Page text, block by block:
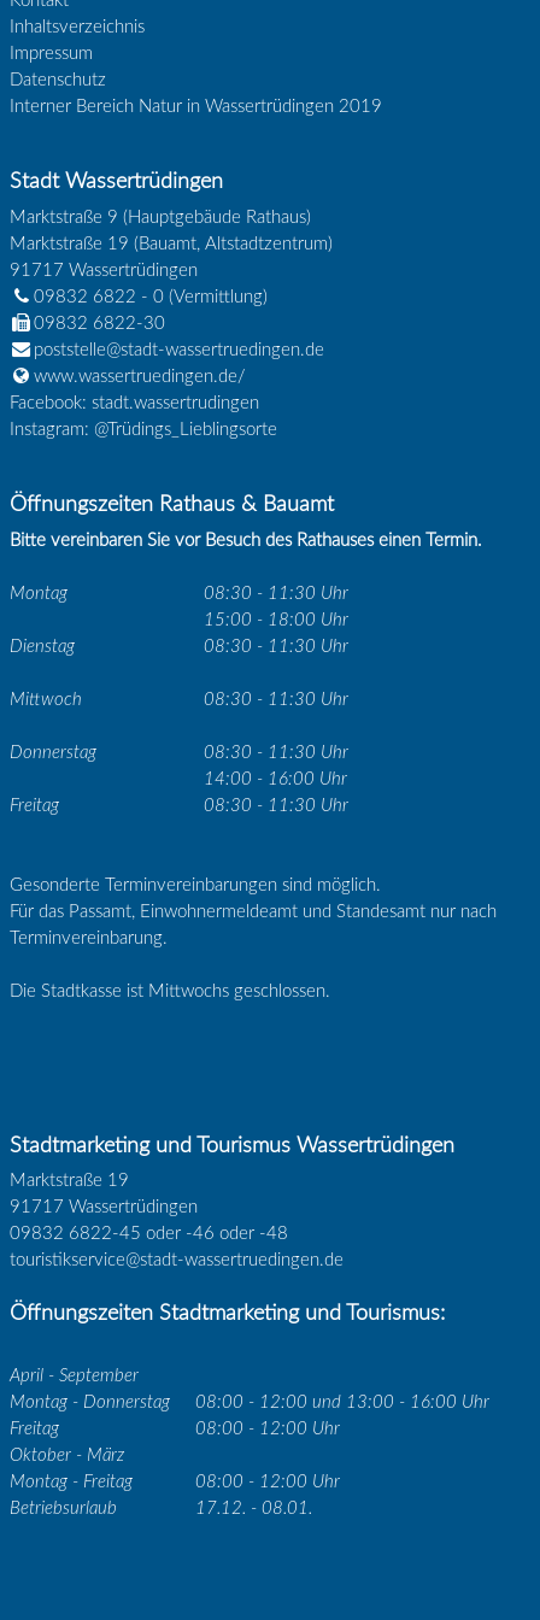
Inhaltsverzeichnis
Impressum
Datenschutz
Interner Bereich Natur in Wassertrüdingen 2019
Stadt Wassertrüdingen
Marktstraße 9 (Hauptgebäude Rathaus)
Marktstraße 19 (Bauamt, Altstadtzentrum)
91717 Wassertrüdingen
09832 6822 - 0(Vermittlung)
09832 6822-30
poststelle@stadt-wassertruedingen.de
www.wassertruedingen.de/
Facebook: stadt.wassertrudingen
Instagram: @Trüdings_Lieblingsorte
Öffnungszeiten Rathaus & Bauamt
Bitte vereinbaren Sie vor Besuch des Rathauses einen Termin.
Montag
08:30 - 11:30 Uhr
15:00 - 18:00 Uhr
Dienstag
08:30 - 11:30 Uhr
Mittwoch 08:30 - 11:30 Uhr
Donnerstag
08:30 - 11:30 Uhr
14:00 - 16:00 Uhr
Freitag
08:30 - 11:30 Uhr
Gesonderte Terminvereinbarungen sind möglich.
Für das Passamt, Einwohnermeldeamt und Standesamt nur nach
Terminvereinbarung.
Die Stadtkasse ist Mittwochs geschlossen.
Stadtmarketing und Tourismus Wassertrüdingen
Marktstraße 19
91717 Wassertrüdingen
09832 6822-45 oder -46 oder -48
touristikservice@stadt-wassertruedingen.de
Öffnungszeiten Stadtmarketing und Tourismus:
April - September
Montag - Donnerstag
08:00 - 12:00 und 13:00 - 16:00 Uhr
Freitag
08:00 - 12:00 Uhr
Oktober - März
Montag - Freitag
08:00 - 12:00 Uhr
Betriebsurlaub
17.12. - 08.01.